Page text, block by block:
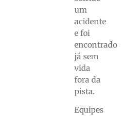
um
acidente
e foi
encontrado
já sem
vida
fora da
pista.
Equipes